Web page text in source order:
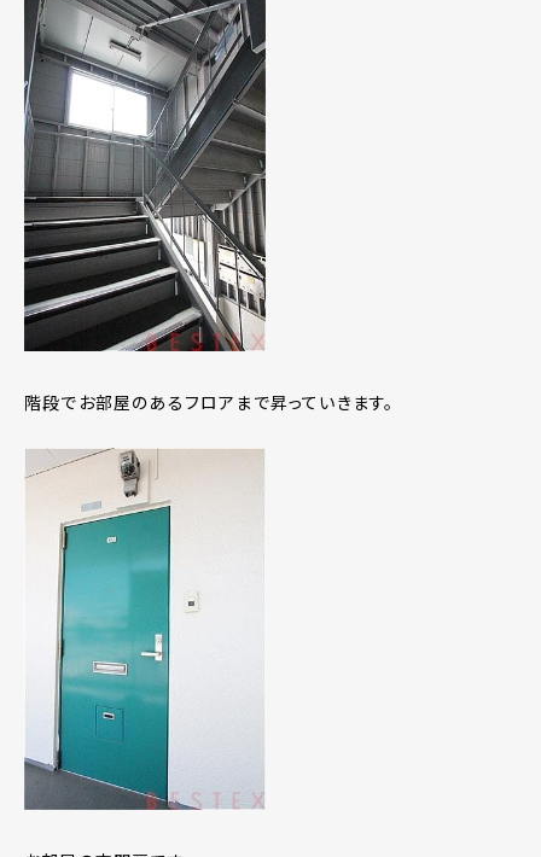
階段でお部屋のあるフロアまで昇っていきます。